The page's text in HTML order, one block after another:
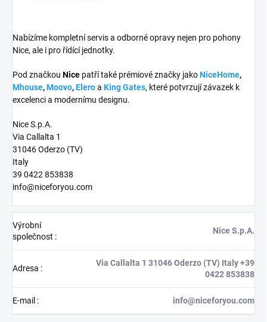
Nabízíme kompletní servis a odborné opravy nejen pro pohony
Nice, ale i pro řídící jednotky.
Pod značkou Nice patří také prémiové značky jakoNiceHome,
Mhouse,Moovo,Eleroa King Gates, které potvrzují závazek k
excelenci a modernímu designu.
Nice S.p.A.
Via Callalta 1
31046 Oderzo (TV)
Italy
39 0422 853838
info@niceforyou.com
Výrobní
společnost :
Nice S.p.A.
Adresa :
Via Callalta 1 31046 Oderzo (TV) Italy +39
0422 853838
E-mail : info@niceforyou.com